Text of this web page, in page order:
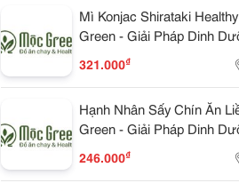
Mì Konjac Shirataki
Green - Giải Pháp Dinh
Lành Mạnh Cho Cuộc Sống
Đại
321.000₫
Hạnh Nhân Sấy Chín Ăn
Green - Giải Pháp Dinh
Lành Mạnh Cho Cuộc Sống
Đại
246.000₫